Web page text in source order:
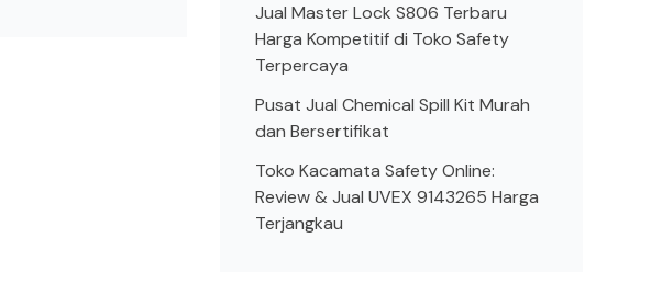
Jual Master Lock S806 Terbaru
Harga Kompetitif di Toko Safety
Terpercaya
Pusat Jual Chemical Spill Kit Murah
dan Bersertifikat
Toko Kacamata Safety Online:
Review & Jual UVEX 9143265 Harga
Terjangkau